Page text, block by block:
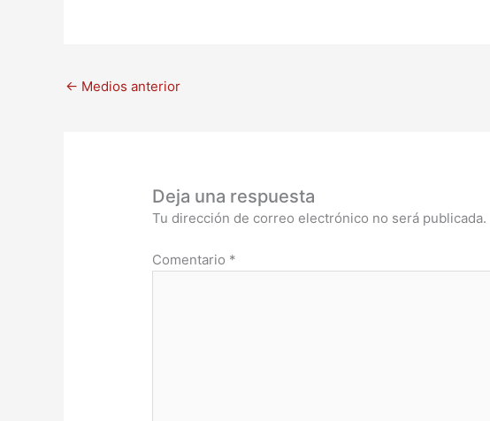
← Medios anterior
Deja una respuesta
Tu dirección de correo electrónico no será publicada.
Comentario *